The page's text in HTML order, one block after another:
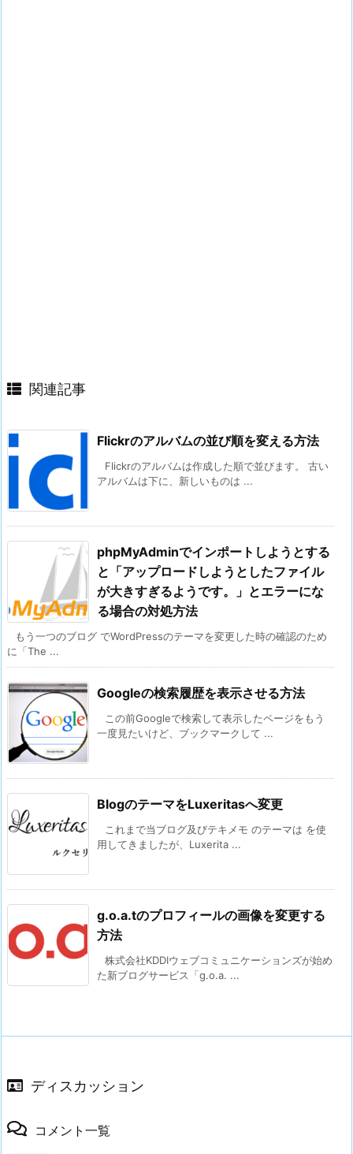
関連記事
Flickrのアルバムの並び順を変える方法
Flickrのアルバムは作成した順で並びます。 古い
アルバムは下に、新しいものは ...
phpMyAdminでインポートしようとする
と「アップロードしようとしたファイル
が大きすぎるようです。」とエラーにな
る場合の対処方法
もう一つのブログ でWordPressのテーマを変更した時の確認のため
に「The ...
Googleの検索履歴を表示させる方法
この前Googleで検索して表示したページをもう
一度見たいけど、ブックマークして ...
BlogのテーマをLuxeritasへ変更
これまで当ブログ及びテキメモ のテーマは を使
用してきましたが、Luxerita ...
g.o.a.tのプロフィールの画像を変更する
方法
株式会社KDDIウェブコミュニケーションズが始め
た新ブログサービス「g.o.a. ...
ディスカッション
コメント一覧